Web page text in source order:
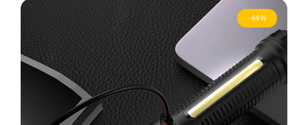
-44%